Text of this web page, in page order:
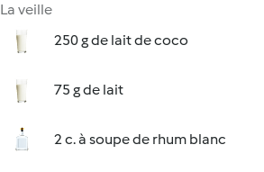
La veille
250 g de lait de coco
75 g de lait
2 c. à soupe de rhum blanc